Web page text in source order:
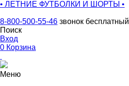
• ЛЕТНИЕ ФУТБОЛКИ И ШОРТЫ •
8-800-500-55-46 звонок бесплатный
Поиск
Вход
0 Корзина
Меню